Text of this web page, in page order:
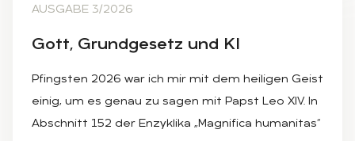
AUSGABE 3/2026
Gott, Grund­ge­setz und KI
Pfingsten 2026 war ich mir mit dem heiligen Geist
einig, um es genau zu sagen mit Papst Leo XIV. In
Abschnitt 152 der Enzyklika „Magnifica humanitas“